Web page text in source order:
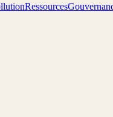
Ressources